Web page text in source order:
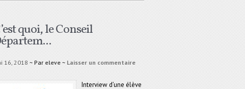
quoi, le Conseil
16, 2018 ~ Par eleve ~ Laisser un commentaire
Interview d’une élève